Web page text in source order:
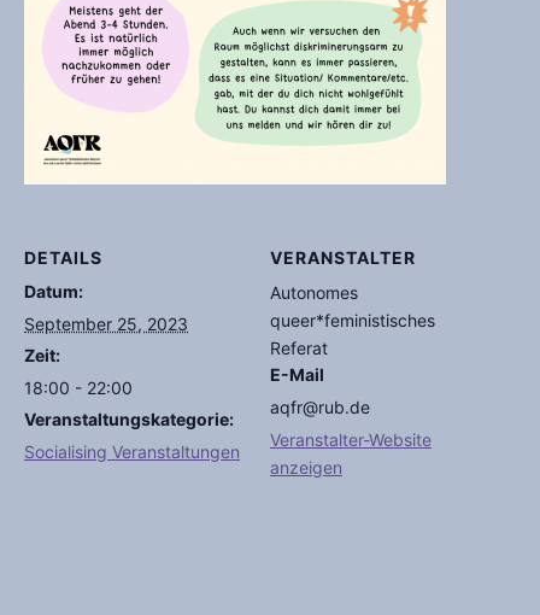
DETAILS
Datum:
September 25, 2023
Zeit:
18:00 - 22:00
Veranstaltungskategorie:
Socialising Veranstaltungen
VERANSTALTER
Autonomes
queer*feministisches
Referat
E-Mail
aqfr@rub.de
Veranstalter-Website
anzeigen